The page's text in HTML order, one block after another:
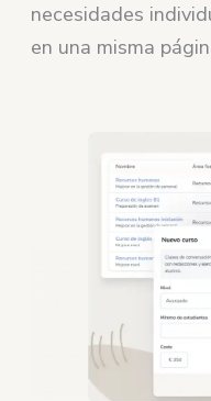
necesidades
en una misma